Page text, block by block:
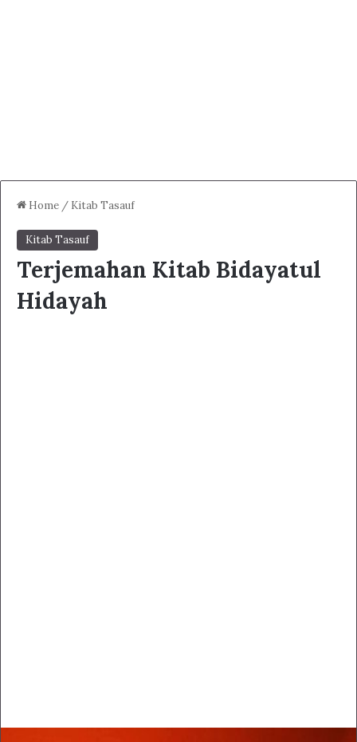
Home / Kitab Tasauf
Kitab Tasauf
Terjemahan Kitab Bidayatul
Hidayah